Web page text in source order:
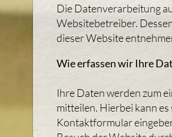
Die Datenverarbeitung
Websitebetreiber.
dieser Website
Wie erfassen wir Ihre
Ihre Daten werden zum
mitteilen. Hierbei kann es
Kontaktformular